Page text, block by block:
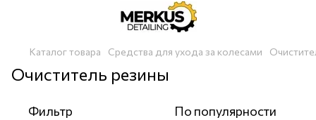
Каталог товара Средства для ухода за колесами
Очиститель резины
Фильтр По популярности